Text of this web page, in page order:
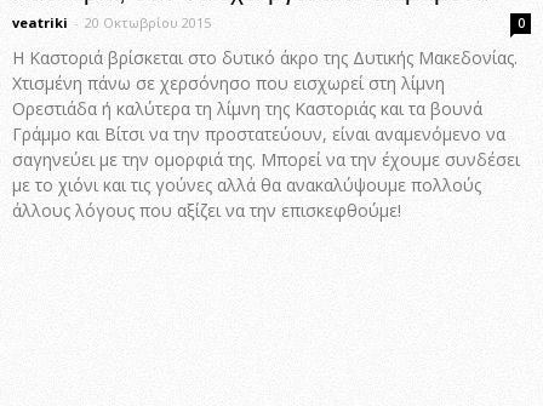
veatriki - 20 Οκτωβρίου 2015 0
Η Καστοριά βρίσκεται στο δυτικό άκρο της Δυτικής Μακεδονίας.
Χτισμένη πάνω σε χερσόνησο που εισχωρεί στη λίμνη
Ορεστιάδα ή καλύτερα τη λίμνη της Καστοριάς και τα βουνά
Γράμμο και Βίτσι να την προστατεύουν, είναι αναμενόμενο να
σαγηνεύει με την ομορφιά της. Μπορεί να την έχουμε συνδέσει
με το χιόνι και τις γούνες αλλά θα ανακαλύψουμε πολλούς
άλλους λόγους που αξίζει να την επισκεφθούμε!